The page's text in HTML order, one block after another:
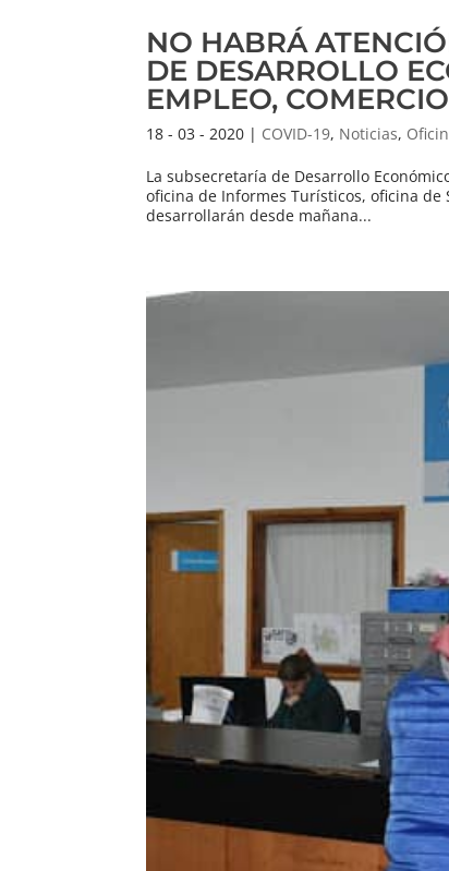
NO HABRÁ
DE DESARROLLO
EMPLEO,
18 - 03 - 2020 | COVID-19, Noticias,
La subsecretaría de Desarrollo
oficina de Informes Turísticos, oficina
desarrollarán desde mañana...